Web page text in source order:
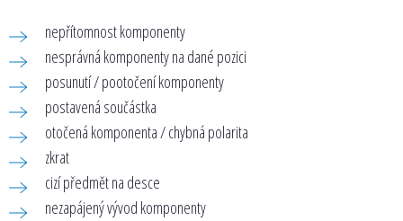
nepřítomnost komponenty
nesprávná komponenty na dané pozici
posunutí / pootočení komponenty
postavená součástka
otočená komponenta / chybná polarita
zkrat
cizí předmět na desce
nezapájený vývod komponenty